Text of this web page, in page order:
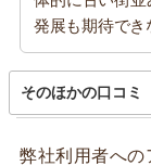
発展も期待でき
そのほかの口コミ
弊社利用者への